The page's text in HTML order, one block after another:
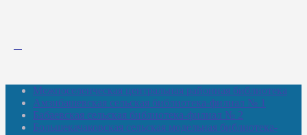
Межпоселенческая центральная районная библиотека
Амзибашевская сельская библиотека-филиал № 1
Бабаевская сельская библиотека-филиал № 2
Большекачаковская сельская модельная библиотека-